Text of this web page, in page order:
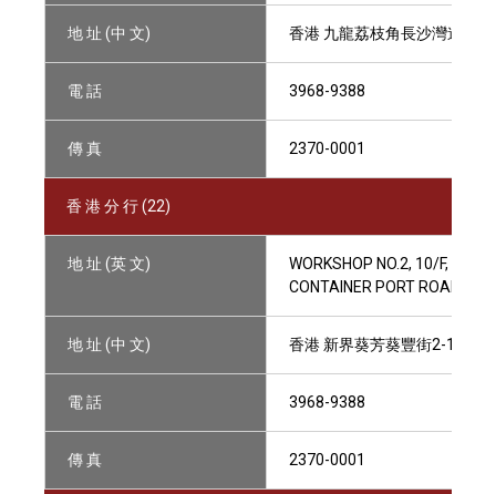
地 址 (中 文) 香港 九龍荔枝角長沙灣道
電 話 3968-9388
傳 真 2370-0001
香 港 分 行 (22)
地 址 (英 文)
WORKSHOP NO.2, 10/F,
CONTAINER PORT ROAD,
地 址 (中 文) 香港 新界葵芳葵豐街2-16號
電 話 3968-9388
傳 真 2370-0001